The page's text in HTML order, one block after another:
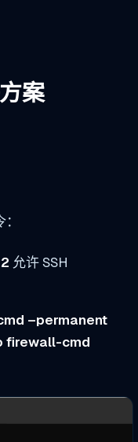
案
允许 SSH
–permanent
firewall-cmd